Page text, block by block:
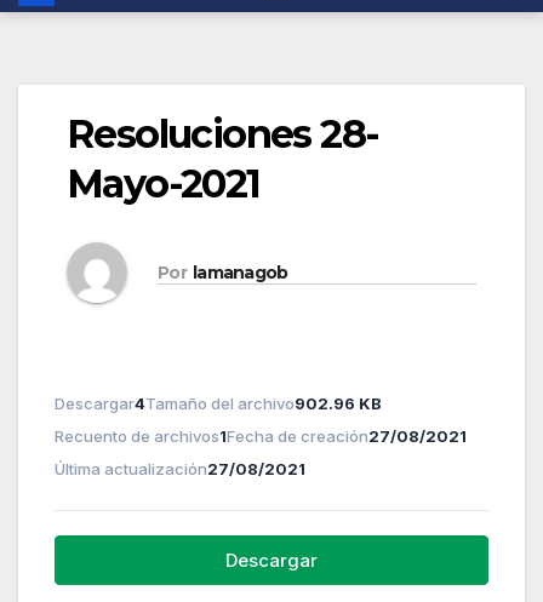
Resoluciones 28-
Mayo-2021
Por lamanagob
Descargar4Tamaño del archivo902.96 KB
Recuento de archivos1Fecha de creación27/08/2021
Última actualización27/08/2021
Descargar